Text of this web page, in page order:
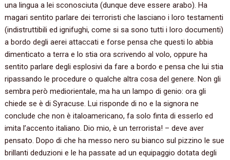
una lingua a lei sconosciuta‭ (‬dunque deve essere arabo‭)‬.‭ ‬Ha
magari sentito parlare dei terroristi che lasciano i loro testamenti‭
(‬indistruttibili ed ignifughi,‭ ‬come si sa sono tutti i loro documenti‭)
‬a bordo degli aerei attaccati e forse pensa che questi lo abbia
dimenticato a terra e lo stia ora scrivendo al volo,‭ ‬oppure ha
sentito parlare degli esplosivi da fare a bordo e pensa che lui stia
ripassando le procedure o qualche altra cosa del genere.‭ ‬Non gli
sembra però mediorientale,‭ ‬ma ha un lampo di genio:‭ ‬ora gli
chiede se è di Syracuse.‭ ‬Lui risponde di no e la signora ne
conclude che non è italoamericano,‭ ‬fa solo finta di esserlo ed
imita l’accento italiano.‭ ‬Dio mio,‭ ‬è un terrorista‭! – ‬deve aver
pensato.‭ ‬Dopo di che ha messo nero su bianco sul pizzino le sue
brillanti deduzioni e le ha passate ad un equipaggio dotata degli